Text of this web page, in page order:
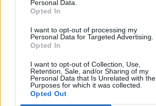
Personal Data.
Opted In
I want to opt-out of processing my
Personal Data for Targeted Advertising.
Opted In
I want to opt-out of Collection, Use,
Retention, Sale, and/or Sharing of my
Personal Data that Is Unrelated with the
Purposes for which it was collected.
Opted Out
ΕΙΔΗΣΕΙΣ ΑΠΟΚΛΕΙΣΤΙΚΑ ΣΤΟ